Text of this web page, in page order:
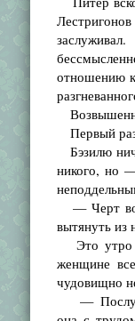
отношению
Первый
Бэзилю
никого, но
— Черт
вытянуть из
Это утро
женщине
чудовищно
—